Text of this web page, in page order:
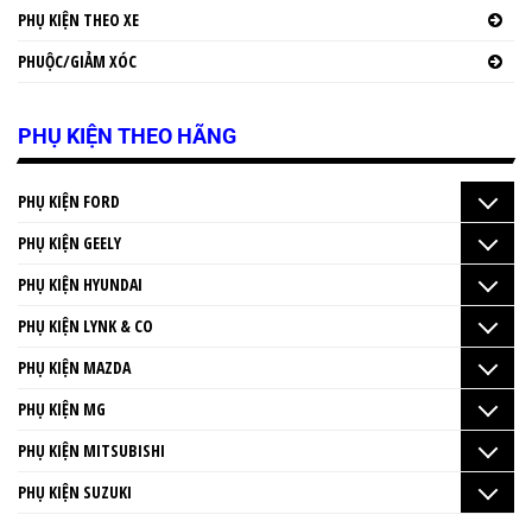
PHỤ KIỆN THEO XE
PHUỘC/GIẢM XÓC
PHỤ KIỆN THEO HÃNG
PHỤ KIỆN FORD
PHỤ KIỆN GEELY
PHỤ KIỆN HYUNDAI
PHỤ KIỆN LYNK & CO
PHỤ KIỆN MAZDA
PHỤ KIỆN MG
PHỤ KIỆN MITSUBISHI
PHỤ KIỆN SUZUKI